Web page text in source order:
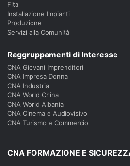
Fita
Installazione Impianti
Produzione
Servizi alla Comunità
Raggruppamenti di Interesse
CNA Giovani Imprenditori
CNA Impresa Donna
CNA Industria
CNA World China
CNA World Albania
CNA Cinema e Audiovisivo
CNA Turismo e Commercio
CNA FORMAZIONE E